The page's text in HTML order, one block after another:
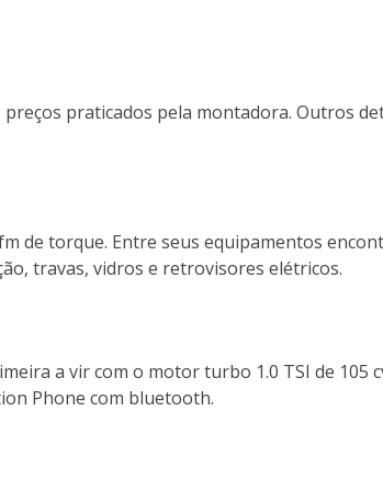
praticados pela montadora. Outros
de torque. Entre seus equipamentos
travas, vidros e retrovisores elétricos.
a vir com o motor turbo 1.0 TSI de 105
Phone com bluetooth.